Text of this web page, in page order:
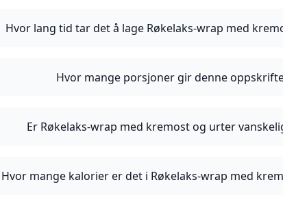
Hvor lang tid tar det å lage Røkelaks-wrap med
Hvor mange porsjoner gir denne
Er Røkelaks-wrap med kremost og urter
Hvor mange kalorier er det i Røkelaks-wrap med